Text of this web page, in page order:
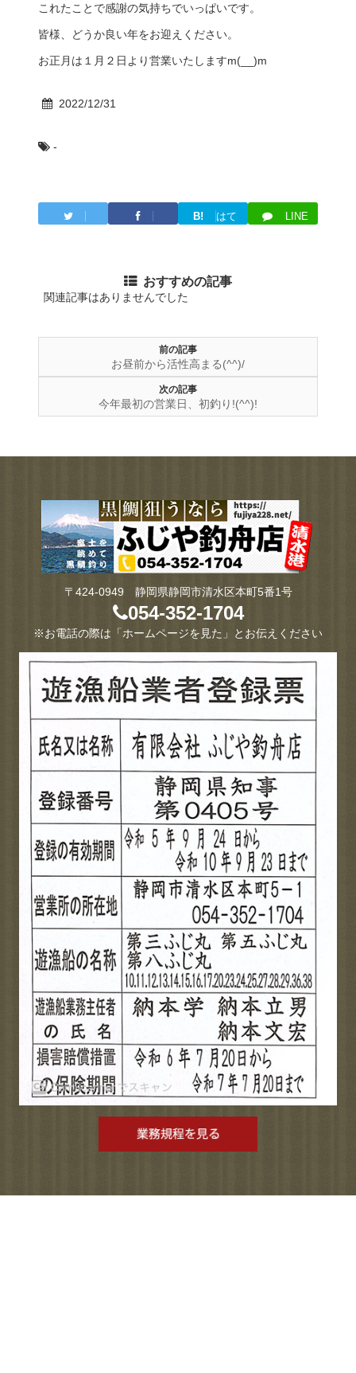
これたことで感謝の気持ちでいっぱいです。
皆様、どうか良い年をお迎えください。
お正月は１月２日より営業いたしますm(__)m
2022/12/31
-
B!
はて
LINE
おすすめの記事
関連記事はありませんでした
前の記事
お昼前から活性高まる(^^)/
次の記事
今年最初の営業日、初釣り!(^^)!
〒424-0949 静岡県静岡市清水区本町5番1号
054-352-1704
※お電話の際は「ホームページを見た」とお伝えください